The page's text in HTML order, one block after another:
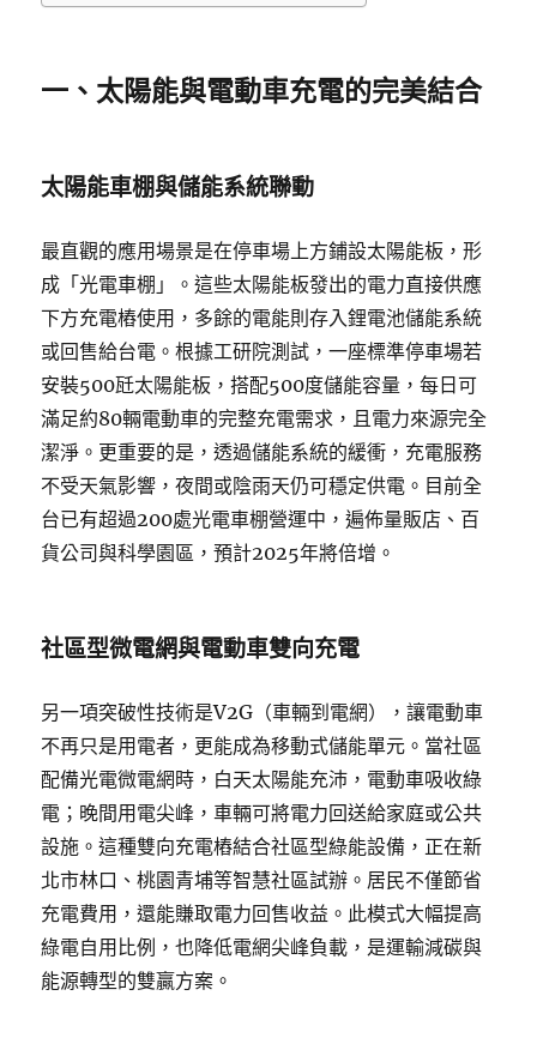
一、太陽能與電動車充電的完美結合
太陽能車棚與儲能系統聯動
最直觀的應用場景是在停車場上方鋪設太陽能板，形
成「光電車棚」。這些太陽能板發出的電力直接供應
下方充電樁使用，多餘的電能則存入鋰電池儲能系統
或回售給台電。根據工研院測試，一座標準停車場若
安裝500瓩太陽能板，搭配500度儲能容量，每日可
滿足約80輛電動車的完整充電需求，且電力來源完全
潔淨。更重要的是，透過儲能系統的緩衝，充電服務
不受天氣影響，夜間或陰雨天仍可穩定供電。目前全
台已有超過200處光電車棚營運中，遍佈量販店、百
貨公司與科學園區，預計2025年將倍增。
社區型微電網與電動車雙向充電
另一項突破性技術是V2G（車輛到電網），讓電動車
不再只是用電者，更能成為移動式儲能單元。當社區
配備光電微電網時，白天太陽能充沛，電動車吸收綠
電；晚間用電尖峰，車輛可將電力回送給家庭或公共
設施。這種雙向充電樁結合社區型綠能設備，正在新
北市林口、桃園青埔等智慧社區試辦。居民不僅節省
充電費用，還能賺取電力回售收益。此模式大幅提高
綠電自用比例，也降低電網尖峰負載，是運輸減碳與
能源轉型的雙贏方案。